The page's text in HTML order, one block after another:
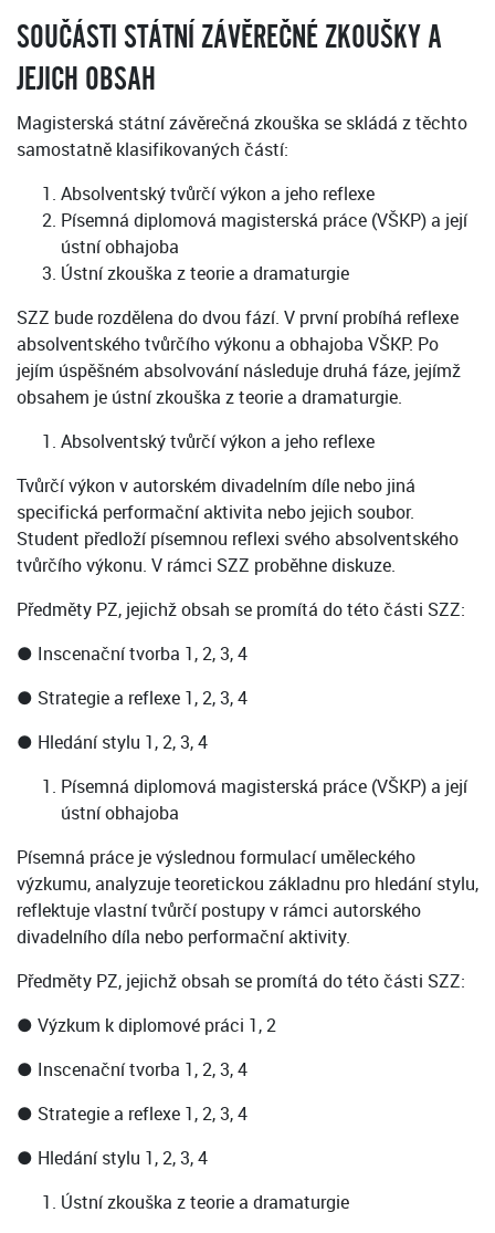
SOUČÁSTI STÁTNÍ ZÁVĚREČNÉ ZKOUŠKY A
JEJICH OBSAH
Magisterská státní závěrečná zkouška se skládá z těchto
samostatně klasifikovaných částí:
Absolventský tvůrčí výkon a jeho reflexe
Písemná diplomová magisterská práce (VŠKP) a její
ústní obhajoba
Ústní zkouška z teorie a dramaturgie
SZZ bude rozdělena do dvou fází. V první probíhá reflexe
absolventského tvůrčího výkonu a obhajoba VŠKP. Po
jejím úspěšném absolvování následuje druhá fáze, jejímž
obsahem je ústní zkouška z teorie a dramaturgie.
Absolventský tvůrčí výkon a jeho reflexe
Tvůrčí výkon v autorském divadelním díle nebo jiná
specifická performační aktivita nebo jejich soubor.
Student předloží písemnou reflexi svého absolventského
tvůrčího výkonu. V rámci SZZ proběhne diskuze.
Předměty PZ, jejichž obsah se promítá do této části SZZ:
● Inscenační tvorba 1, 2, 3, 4
● Strategie a reflexe 1, 2, 3, 4
● Hledání stylu 1, 2, 3, 4
Písemná diplomová magisterská práce (VŠKP) a její
ústní obhajoba
Písemná práce je výslednou formulací uměleckého
výzkumu, analyzuje teoretickou základnu pro hledání stylu,
reflektuje vlastní tvůrčí postupy v rámci autorského
divadelního díla nebo performační aktivity.
Předměty PZ, jejichž obsah se promítá do této části SZZ:
● Výzkum k diplomové práci 1, 2
● Inscenační tvorba 1, 2, 3, 4
● Strategie a reflexe 1, 2, 3, 4
● Hledání stylu 1, 2, 3, 4
Ústní zkouška z teorie a dramaturgie